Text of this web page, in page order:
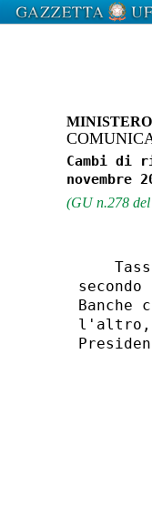
Cambi
(GU n.278
l'altro,